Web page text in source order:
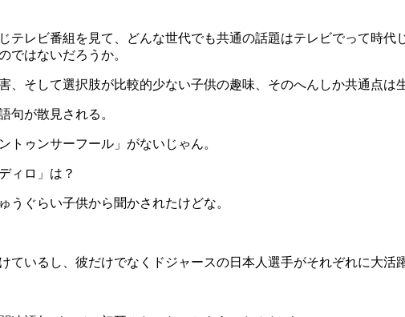
テレビ番組を見て、どんな世代でも共通の話題はテレビでって時
ではないだろうか。
そして選択肢が比較的少ない子供の趣味、そのへんしか共通点は
句が散見される。
ゥンサーフール」がないじゃん。
ィロ」は？
ぐらい子供から聞かされたけどな。
いるし、彼だけでなくドジャースの日本人選手がそれぞれに大活